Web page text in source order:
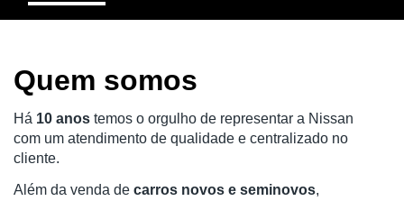
Quem somos
Há 10 anos temos o orgulho de representar a Nissan
com um atendimento de qualidade e centralizado no
cliente.
Além da venda de carros novos e seminovos,